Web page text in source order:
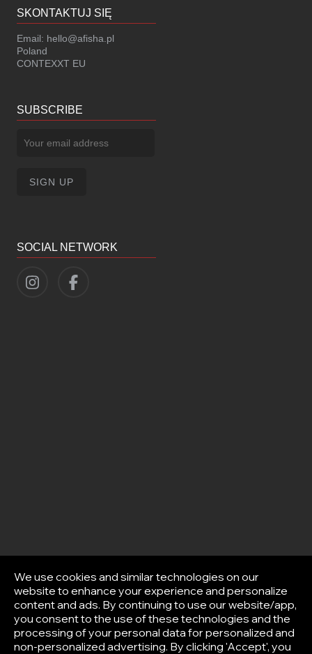
SKONTAKTUJ SIĘ
Email: hello@afisha.pl
Poland
CONTEXXT EU
SUBSCRIBE
SOCIAL NETWORK
We use cookies and similar technologies on our
website to enhance your experience and personalize
content and ads. By continuing to use our website/app,
you consent to the use of these technologies and the
processing of your personal data for personalized and
non-personalized advertising. By clicking 'Accept', you